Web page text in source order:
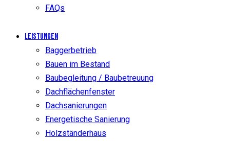
FAQs
Leistungen
Baggerbetrieb
Bauen im Bestand
Baubegleitung / Baubetreuung
Dachflächenfenster
Dachsanierungen
Energetische Sanierung
Holzständerhaus